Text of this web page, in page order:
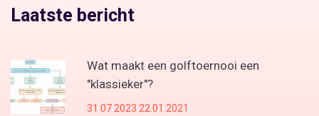
Laatste bericht
Wat maakt een golftoernooi een
"klassieker"?
31 07 2023 22.01.2021